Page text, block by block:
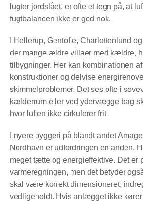
lugter jordslået, er ofte et tegn på, at
fugtbalancen ikke er god nok.
I Hellerup, Gentofte, Charlottenlund
der mange ældre villaer med kældre,
tilbygninger. Her kan kombinationen
konstruktioner og delvise
skimmelproblemer. Det ses ofte i
kælderrum eller ved ydervægge bag
hvor luften ikke cirkulerer frit.
I nyere byggeri på blandt andet
Nordhavn er udfordringen en anden.
meget tætte og energieffektive. Det er
varmeregningen, men det betyder
skal være korrekt dimensioneret,
vedligeholdt. Hvis anlægget ikke kører